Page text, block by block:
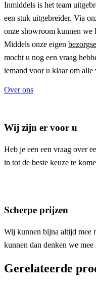
Inmiddels is het team
een stuk uitgebreider. Via
onze showroom kunnen we
Middels onze eigen
mocht u nog een vraag
iemand voor u klaar om alle
Over ons
Wij zijn er voor u
Heb je een een vraag over
in tot de beste keuze te
Scherpe prijzen
Wij kunnen bijna altijd mee
kunnen dan denken we
Gerelateerde